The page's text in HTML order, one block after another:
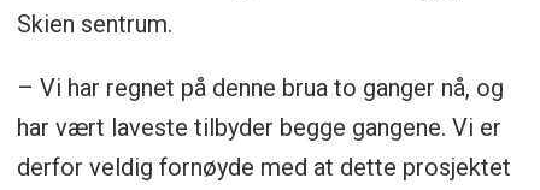
Skien sentrum.
– Vi har regnet på denne brua to ganger nå, og
har vært laveste tilbyder begge gangene. Vi er
derfor veldig fornøyde med at dette prosjektet